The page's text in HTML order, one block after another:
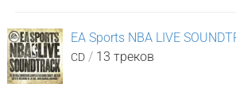
EA Sports NBA LIVE
CD / 13 треков